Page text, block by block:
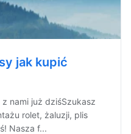
jak kupić
nami już dziśSzukasz
rolet, żaluzji, plis
Nasza f...